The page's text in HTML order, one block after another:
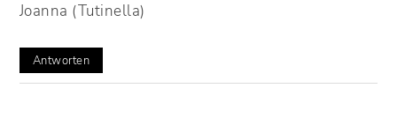
Joanna (Tutinella)
Antworten